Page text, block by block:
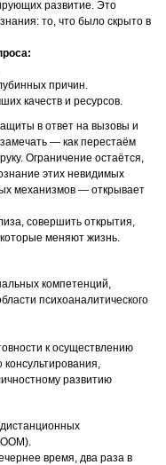
развитие. Это
то, что было скрыто в
причин.
качеств и ресурсов.
в ответ на вызовы и
— как перестаём
Ограничение остаётся,
этих невидимых
механизмов — открывает
совершить открытия,
меняют жизнь.
компетенций,
психоаналитического
к осуществлению
развитию
время, два раза в